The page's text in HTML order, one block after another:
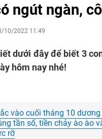
ngút ngàn,
10/2022 11:49
dưới đây để biết 3
hôm nay nhé!
vào cuối tháng 10
tần số, tiền chảy ào ào
rỡ